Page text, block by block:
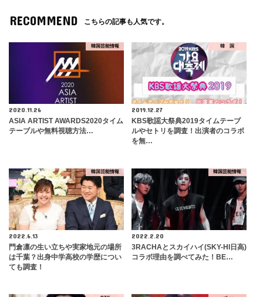
RECOMMEND こちらの記事も人気です。
韓国芸能情報
2020.11.26
ASIA ARTIST AWARDS2020タイム
テーブルや無料視聴方法…
韓 国
2019.12.27
KBS歌謡大祭典2019タイムテーブ
ルやセトリを調査！出演者のコラボ
を無…
韓国芸能情報
2022.6.13
門倉凛の生い立ちや実家地元の場所
は千葉？出身中学高校の学歴につい
ても調査！
韓国芸能情報
2022.2.20
3RACHAとスカイハイ(SKY-HI日高)
コラボ理由を調べてみた！BE…